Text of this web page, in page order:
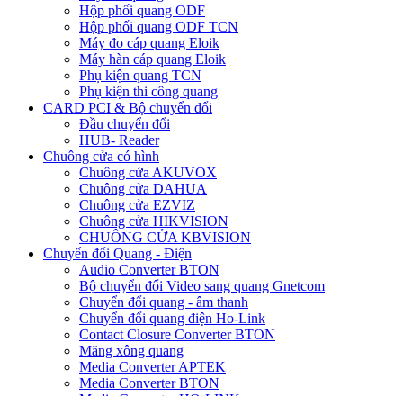
Hộp phối quang ODF
Hộp phối quang ODF TCN
Máy đo cáp quang Eloik
Máy hàn cáp quang Eloik
Phụ kiện quang TCN
Phụ kiện thi công quang
CARD PCI & Bộ chuyển đổi
Đầu chuyển đổi
HUB- Reader
Chuông cửa có hình
Chuông cửa AKUVOX
Chuông cửa DAHUA
Chuông cửa EZVIZ
Chuông cửa HIKVISION
CHUÔNG CỬA KBVISION
Chuyển đổi Quang - Điện
Audio Converter BTON
Bộ chuyển đổi Video sang quang Gnetcom
Chuyển đổi quang - âm thanh
Chuyển đổi quang điện Ho-Link
Contact Closure Converter BTON
Măng xông quang
Media Converter APTEK
Media Converter BTON